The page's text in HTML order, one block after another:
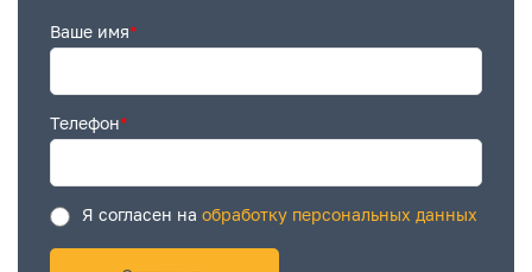
Ваше имя*
Телефон*
Я согласен на обработку персональных данных